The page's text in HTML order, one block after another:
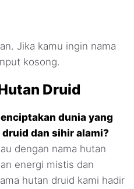
Jika kamu ingin nama
kosong.
Druid
dunia yang
dan sihir alami?
dengan nama hutan
energi mistis dan
hutan druid kami hadir